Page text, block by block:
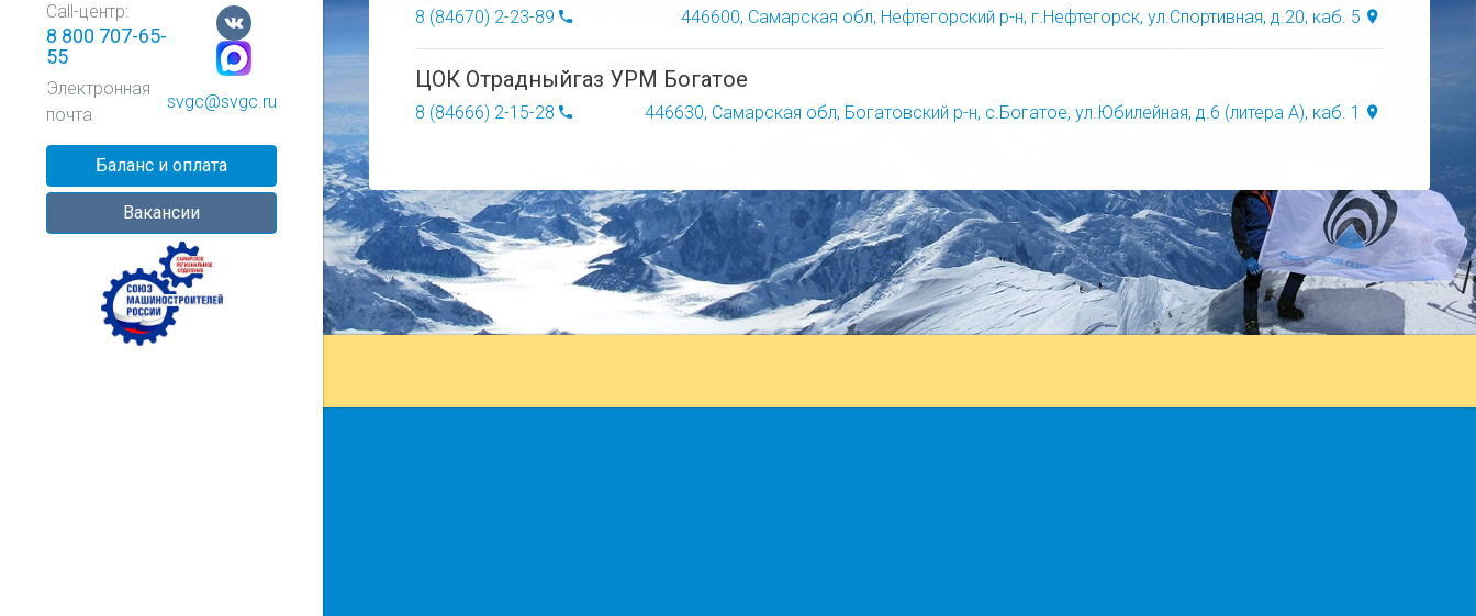
Call-центр:
8 800 707-65-
55
Электронная
почта
svgc@svgc.ru
Баланс и оплата
Вакансии
446600, Самарская обл, Нефтегорский р-н, г.Нефтегорск, ул.Спортивная, д.20, каб. 5
8 (84670) 2-23-89
ЦОК Отрадныйгаз УРМ Богатое
446630, Самарская обл, Богатовский р-н, с.Богатое, ул.Юбилейная, д.6 (литера А), каб. 1
8 (84666) 2-15-28